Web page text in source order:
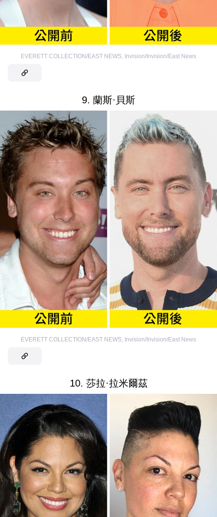
EVERETT COLLECTION/EAST NEWS, Invision/Invision/East News
9. 蘭斯·貝斯
EVERETT COLLECTION/EAST NEWS, Invision/Invision/East News
10. 莎拉·拉米爾茲